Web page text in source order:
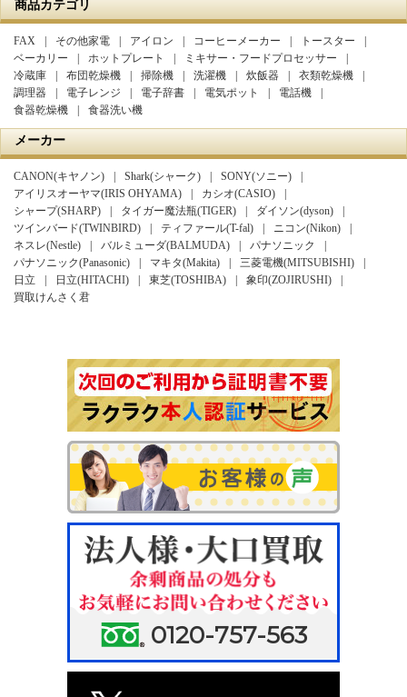
商品カテゴリ
FAX その他家電 アイロン コーヒーメーカー
トースター
ベーカリー
ホットプレート
ミキサー・フードプロセッサー
冷蔵庫
布団乾燥機 掃除機 洗濯機 炊飯器
衣類乾燥機
調理器
電子レンジ 電子辞書 電気ポット
電話機
食器乾燥機
食器洗い機
メーカー
CANON(キヤノン) Shark(シャーク)
SONY(ソニー)
アイリスオーヤマ(IRIS OHYAMA)
カシオ(CASIO)
シャープ(SHARP)
タイガー魔法瓶(TIGER)
ダイソン(dyson)
ツインバード(TWINBIRD)
ティファール(T-fal)
ニコン(Nikon)
ネスレ(Nestle)
バルミューダ(BALMUDA)
パナソニック
パナソニック(Panasonic)
マキタ(Makita)
三菱電機(MITSUBISHI)
日立
日立(HITACHI) 東芝(TOSHIBA)
象印(ZOJIRUSHI)
買取けんさく君
0120-757-563